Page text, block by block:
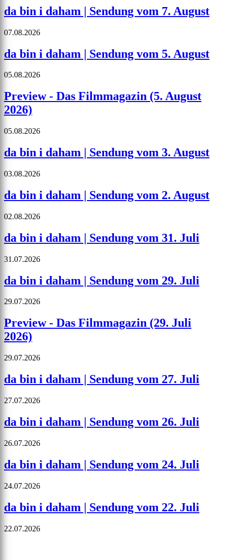
da bin i daham | Sendung vom 7. August
07.08.2026
da bin i daham | Sendung vom 5. August
05.08.2026
Preview - Das Filmmagazin (5. August
2026)
05.08.2026
da bin i daham | Sendung vom 3. August
03.08.2026
da bin i daham | Sendung vom 2. August
02.08.2026
da bin i daham | Sendung vom 31. Juli
31.07.2026
da bin i daham | Sendung vom 29. Juli
29.07.2026
Preview - Das Filmmagazin (29. Juli
2026)
29.07.2026
da bin i daham | Sendung vom 27. Juli
27.07.2026
da bin i daham | Sendung vom 26. Juli
26.07.2026
da bin i daham | Sendung vom 24. Juli
24.07.2026
da bin i daham | Sendung vom 22. Juli
22.07.2026